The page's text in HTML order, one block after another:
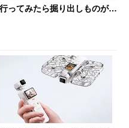
ってみたら掘り出しものが…